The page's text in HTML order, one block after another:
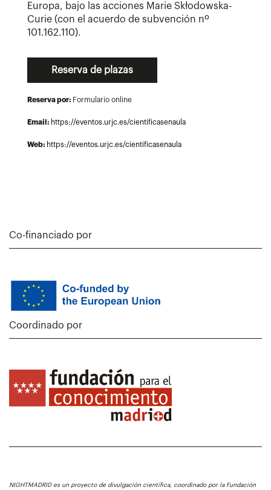
Europa, bajo las acciones Marie Skłodowska-
Curie (con el acuerdo de subvención nº
101.162.110).
Reserva de plazas
Reserva por: Formulario online
Email: https://eventos.urjc.es/cientificasenaula
Web: https://eventos.urjc.es/cientificasenaula
Co-financiado por
Coordinado por
NIGHTMADRID es un proyecto de divulgación científica, coordinado por la Fundación